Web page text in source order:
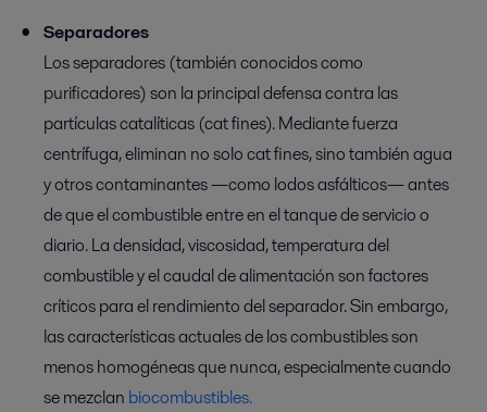
Separadores
Los separadores (también conocidos como
purificadores) son la principal defensa contra las
partículas catalíticas (cat fines). Mediante fuerza
centrífuga, eliminan no solo cat fines, sino también agua
y otros contaminantes —como lodos asfálticos— antes
de que el combustible entre en el tanque de servicio o
diario. La densidad, viscosidad, temperatura del
combustible y el caudal de alimentación son factores
críticos para el rendimiento del separador. Sin embargo,
las características actuales de los combustibles son
menos homogéneas que nunca, especialmente cuando
se mezclan biocombustibles.